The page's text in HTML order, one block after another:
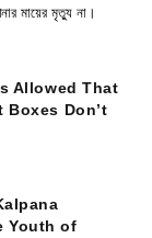
মায়ের মৃত্যু না।
Allowed That
Boxes Don’t
Youth of